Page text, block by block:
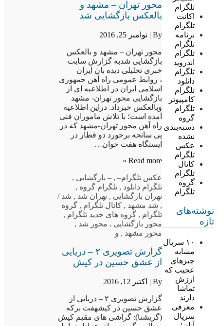
تلگرام
اکانت
تلگرام
برنامه
تلگرام
تلگرام
اندروید
تلگرام
دانلود
تلگرام
کامپیوتر
تلگرام
گروه
دسته‌بندی
نشده
عکس
تلگرام
کانال
تلگرام
گروه
تلگرام
نوشته‌های
تازه
۱۰ سریال
مشابه
چیزهای
عجیب که
ارزش
تماشا
دارند
معرفی
سریال
محور تهران – مشهد و
بالعکس بازگشایی شد
By | نوامبر 25, 2016
محور تهران – مشهد و بالعکس
بازگشایی شدبه گزارش سایت
خبری تحلیلی دیده بان ایران
، روابط عمومی راه آهن جمهوری
اسلامی ایران در اطلاعیه ای از
بازگشایی محور تهران- مشهد
وبالعکس خبرداد. دراین اطلاعیه
آمده است؛ با تلاش ماموران فنی
راه آهن محور تهران-مشهد که در
پی سانحه برخورد دو قطار در
ایستگاه هفت خوان…
Read more »
عکس تلگرام–
, – بازگشایی ,
تلگرام دانلود , تلگرام گروه ,
تهران بازگشایی , تهران شد , شد /
, شد مشهد , کانال تلگرام , گروه
تلگرام , گروه های جدید تلگرام ,
محور بازگشایی , محور شد ,
محور مشهد , و
گزارش تصویری ۲ – دریایی
از عشق حسین در کیش
By | اکتبر 12, 2016
گزارش تصویری ۲ – دریایی از
عشق حسین در کیشهفت برکه
(گریشنا): گراشی های مقیم کیش